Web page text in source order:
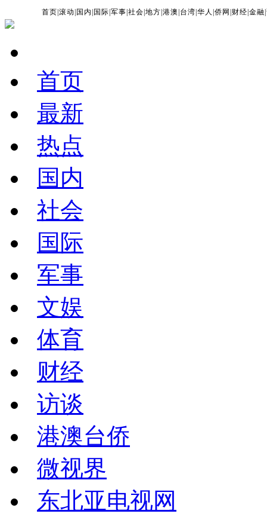
首页 |滚动 国内 国际 |军事 |社会 |地方 |港澳 台湾 |华人 |侨网 财经 |金融 |
首页
最新
热点
国内
社会
国际
军事
文娱
体育
财经
访谈
港澳台侨
微视界
东北亚电视网